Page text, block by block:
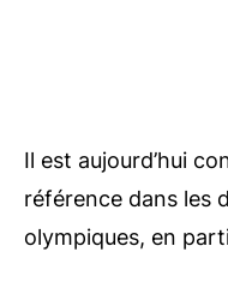
Il est aujourd’hui
référence dans les
olympiques, en